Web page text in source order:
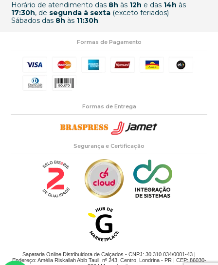
Horário de atendimento das 8h às 12h e das 14h às
17:30h, de segunda à sexta(exceto feriados)
Sábados das 8h às 11:30h.
Formas de Pagamento
Formas de Entrega
Segurança e Certificação
Sapataria Online Distribuidora de Calçados - CNPJ: 30.310.034/0001-43 |
Endereço: Amélia Riskallah Abib Tauil, nº 243, Centro, Londrina - PR | CEP: 86030-